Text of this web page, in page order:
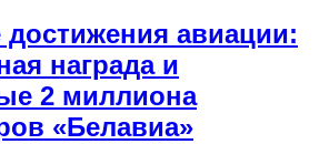
авиации:
награда и
2 миллиона
«Белавиа»